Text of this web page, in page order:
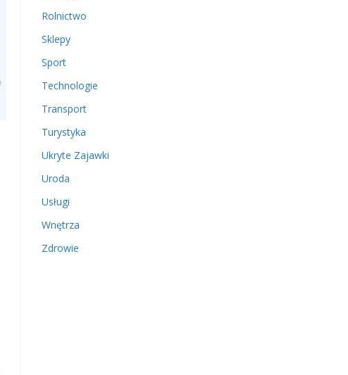
Rolnictwo
Sklepy
Sport
Technologie
Transport
Turystyka
Ukryte Zajawki
Uroda
Usługi
Wnętrza
Zdrowie